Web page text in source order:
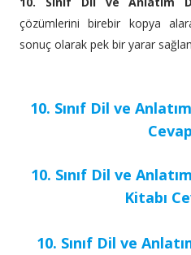
çözümlerini birebir kopya
sonuç olarak pek bir yarar
10. Sınıf Dil ve Anlatım
10. Sınıf Dil ve Anlatım
Kitabı
10. Sınıf Dil ve